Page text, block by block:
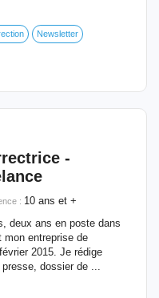
Newsletter
-
: 10 ans et +
deux ans en poste dans
mon entreprise de
2015. Je rédige
dossier de ...